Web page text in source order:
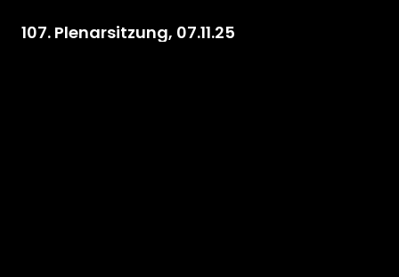
107. Plenarsitzung, 07.11.25